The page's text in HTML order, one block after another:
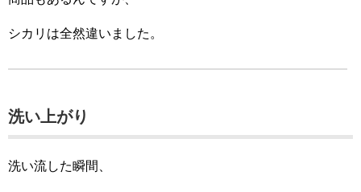
シカリは全然違いました。
洗い上がり
洗い流した瞬間、